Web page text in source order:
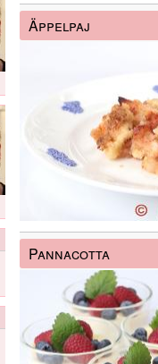
Äppelpaj
Pannacotta